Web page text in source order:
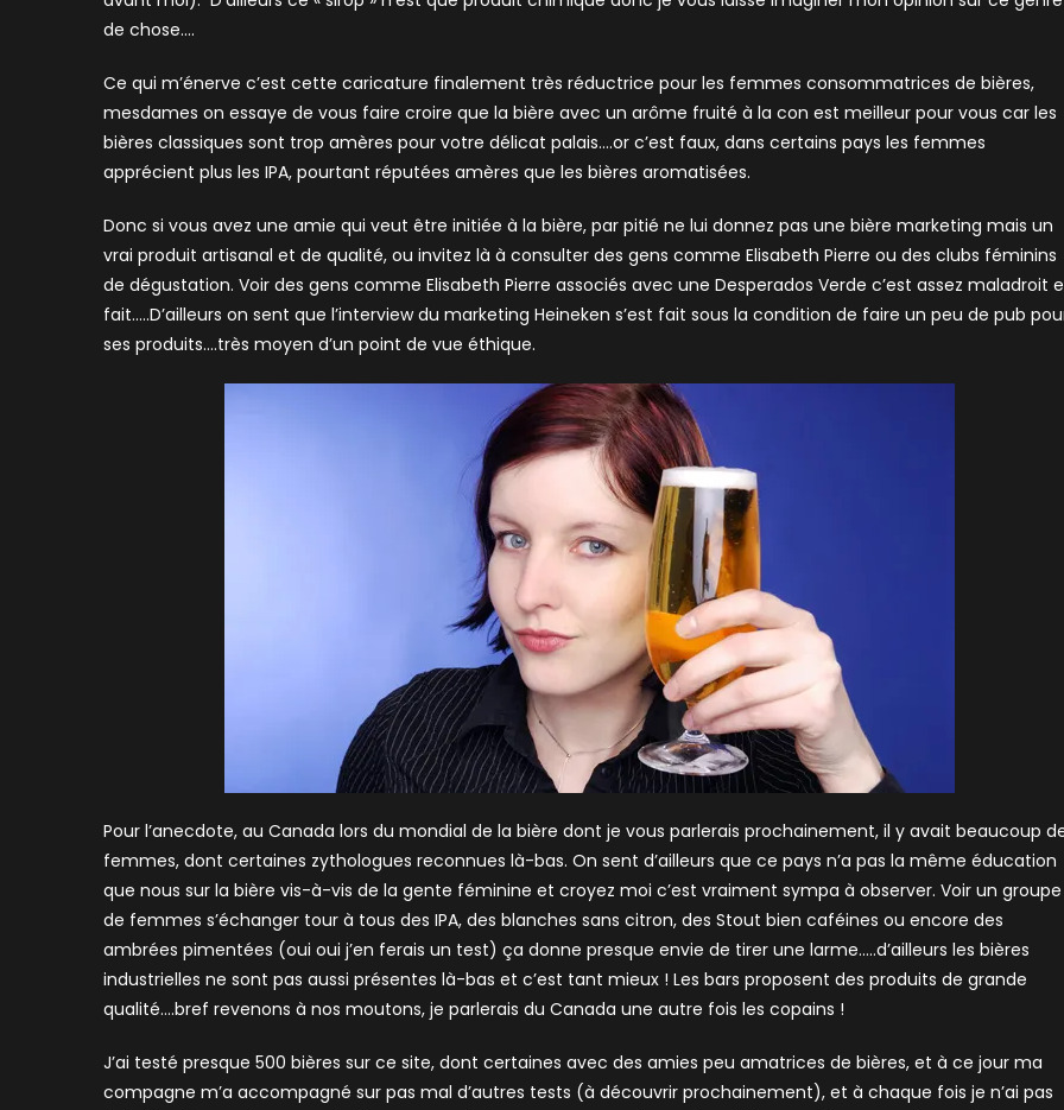
de chose….
Ce qui m’énerve c’est cette caricature finalement très réductrice pour les femmes consommatrices de bières,
mesdames on essaye de vous faire croire que la bière avec un arôme fruité à la con est meilleur pour vous car les
bières classiques sont trop amères pour votre délicat palais….or c’est faux, dans certains pays les femmes
apprécient plus les IPA, pourtant réputées amères que les bières aromatisées.
Donc si vous avez une amie qui veut être initiée à la bière, par pitié ne lui donnez pas une bière marketing mais un
vrai produit artisanal et de qualité, ou invitez là à consulter des gens comme Elisabeth Pierre ou des clubs féminins
de dégustation. Voir des gens comme Elisabeth Pierre associés avec une Desperados Verde c’est assez maladroit
fait…..D’ailleurs on sent que l’interview du marketing Heineken s’est fait sous la condition de faire un peu de pub
ses produits….très moyen d’un point de vue éthique.
Pour l’anecdote, au Canada lors du mondial de la bière dont je vous parlerais prochainement, il y avait beaucoup
femmes, dont certaines zythologues reconnues là-bas. On sent d’ailleurs que ce pays n’a pas la même éducation
que nous sur la bière vis-à-vis de la gente féminine et croyez moi c’est vraiment sympa à observer. Voir un groupe
de femmes s’échanger tour à tous des IPA, des blanches sans citron, des Stout bien caféines ou encore des
ambrées pimentées (oui oui j’en ferais un test) ça donne presque envie de tirer une larme…..d’ailleurs les bières
industrielles ne sont pas aussi présentes là-bas et c’est tant mieux ! Les bars proposent des produits de grande
qualité….bref revenons à nos moutons, je parlerais du Canada une autre fois les copains !
J’ai testé presque 500 bières sur ce site, dont certaines avec des amies peu amatrices de bières, et à ce jour ma
compagne m’a accompagné sur pas mal d’autres tests (à découvrir prochainement), et à chaque fois je n’ai pas